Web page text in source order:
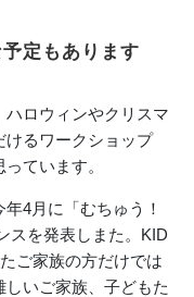
定もあります
ハロウィンやクリスマ
けるワークショップ
ています。
4月に「むちゅう！
スを発表しまた。KID
ご家族の方だけでは
いご家族、子どもた